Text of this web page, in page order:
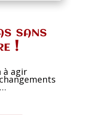
sans
!
à agir